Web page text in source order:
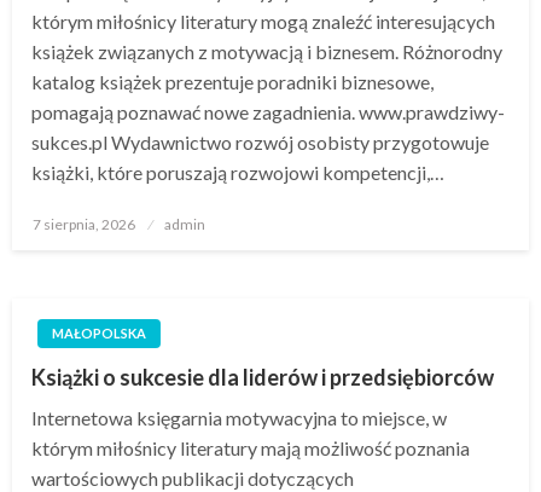
którym miłośnicy literatury mogą znaleźć interesujących
książek związanych z motywacją i biznesem. Różnorodny
katalog książek prezentuje poradniki biznesowe,
pomagają poznawać nowe zagadnienia. www.prawdziwy-
sukces.pl Wydawnictwo rozwój osobisty przygotowuje
książki, które poruszają rozwojowi kompetencji,…
Opublikowane
7 sierpnia, 2026 admin
MAŁOPOLSKA
Książki o sukcesie dla liderów i przedsiębiorców
Internetowa księgarnia motywacyjna to miejsce, w
którym miłośnicy literatury mają możliwość poznania
wartościowych publikacji dotyczących